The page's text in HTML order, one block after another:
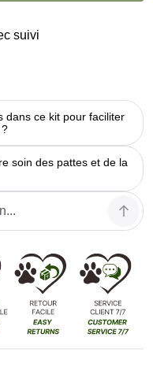
suivi
dans ce kit pour faciliter
soin des pattes et de la